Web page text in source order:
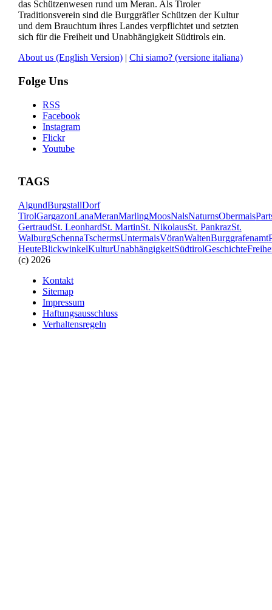
das Schützenwesen rund um Meran. Als Tiroler
Traditionsverein sind die Burggräfler Schützen der Kultur
und dem Brauchtum ihres Landes verpflichtet und setzten
sich für die Freiheit und Unabhängigkeit Südtirols ein.
About us (English Version)| Chi siamo? (versione italiana)
Folge Uns
RSS
Facebook
Instagram
Flickr
Youtube
TAGS
AlgundBurgstallDorf
TirolGargazonLanaMeranMarlingMoosNalsNaturnsObermais
GertraudSt. LeonhardSt. MartinSt. NikolausSt. PankrazSt.
WalburgSchennaTschermsUntermaisVöranWaltenBurggrafenamt
HeuteBlickwinkelKulturUnabhängigkeitSüdtirolGeschichte
(c) 2026
Kontakt
Sitemap
Impressum
Haftungsausschluss
Verhaltensregeln